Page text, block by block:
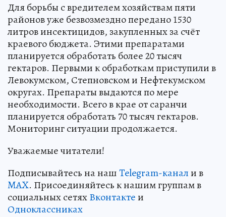
Для борьбы с вредителем хозяйствам пяти
районов уже безвозмездно передано 1530
литров инсектицидов, закупленных за счёт
краевого бюджета. Этими препаратами
планируется обработать более 20 тысяч
гектаров. Первыми к обработкам приступили в
Левокумском, Степновском и Нефтекумском
округах. Препараты выдаются по мере
необходимости. Всего в крае от саранчи
планируется обработать 70 тысяч гектаров.
Мониторинг ситуации продолжается.
Уважаемые читатели!
Подписывайтесь на нашTelegram-канали в
MAX. Присоединяйтесь к нашим группам в
социальных сетяхВконтактеи
Одноклассниках